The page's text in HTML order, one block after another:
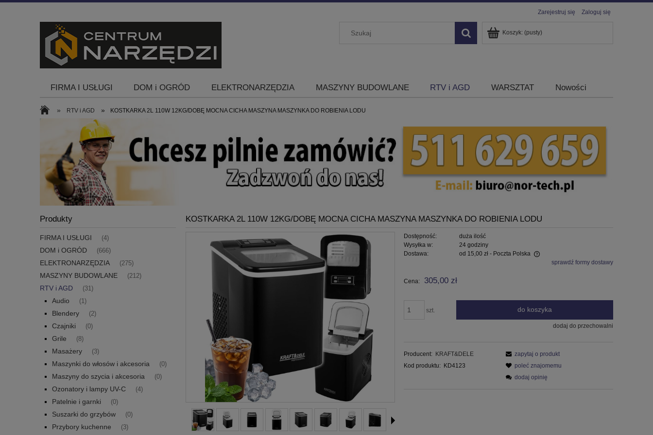
Zarejestruj się Zaloguj się
Koszyk: (pusty)
FIRMA I USŁUGI DOM i OGRÓD ELEKTRONARZĘDZIA MASZYNY BUDOWLANE RTV i AGD WARSZTAT Nowości
» RTV i AGD » KOSTKARKA 2L 110W 12KG/DOBĘ MOCNA CICHA MASZYNA MASZYNKA DO ROBIENIA LODU
Produkty
FIRMA I USŁUGI (4)
DOM i OGRÓD (666)
ELEKTRONARZĘDZIA (275)
MASZYNY BUDOWLANE (212)
RTV i AGD (31)
Audio (1)
Blendery (2)
Czajniki (0)
Grile (8)
Masażery (3)
Maszynki do włosów i akcesoria (0)
Maszyny do szycia i akcesoria (0)
Ozonatory i lampy UV-C (4)
Patelnie i garnki (0)
Suszarki do grzybów (0)
Przybory kuchenne (3)
KOSTKARKA 2L 110W 12KG/DOBĘ MOCNA CICHA MASZYNA MASZYNKA DO ROBIENIA LODU
Dostępność:
duża ilość
Wysyłka w:
24 godziny
Dostawa:
od 15,00 zł - Poczta Polska
płatności
sprawdź formy dostawy
Cena: 305,00 zł
szt. do koszyka
dodaj do przechowalni
Producent: KRAFT&DELE
Kod produktu: KD4123
zapytaj o produkt
poleć znajomemu
dodaj opinię